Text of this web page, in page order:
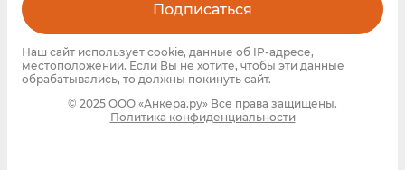
Подписаться
Наш сайт использует cookie, данные об IP-адресе,
местоположении. Если Вы не хотите, чтобы эти данные
обрабатывались, то должны покинуть сайт.
© 2025 ООО «Анкера.ру» Все права защищены.
Политика конфиденциальности